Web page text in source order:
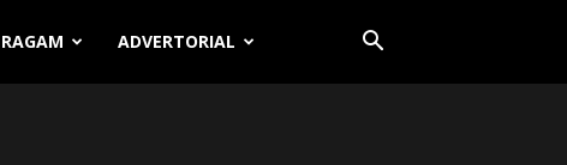
RAGAM ADVERTORIAL